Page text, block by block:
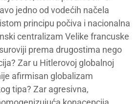
jedno od vodećih načela
principu počiva i nacionalna
centralizam Velike francuske
prema drugostima nego
Zar u Hitlerovoj globalnoj
afirmisan globalizam
tipa? Zar agresivna,